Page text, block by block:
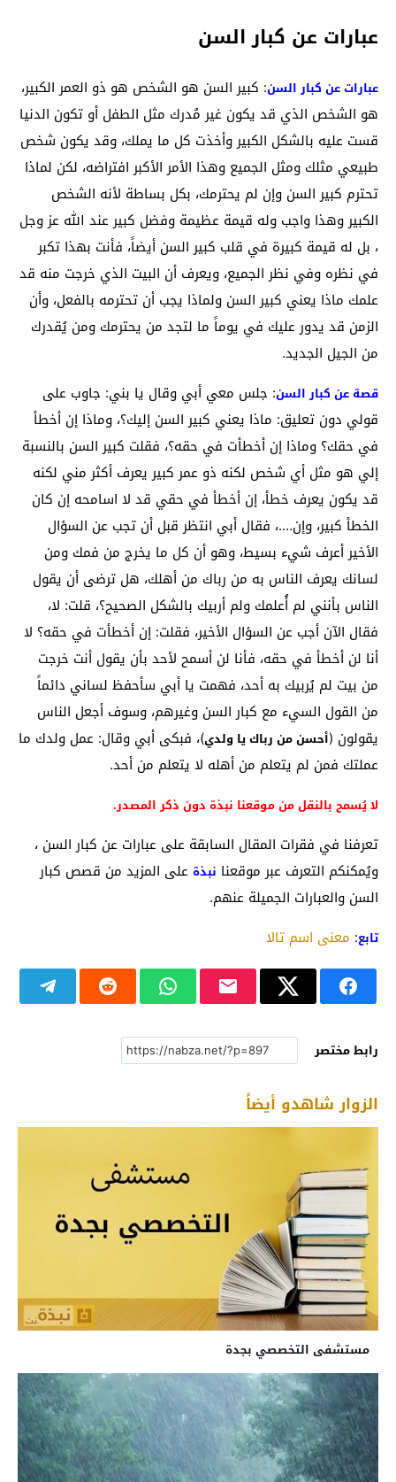
عبارات عن كبار السن
عبارات عن كبار السن: كبير السن هو الشخص هو ذو العمر الكبير،
هو الشخص الذي قد يكون غير مُدرك مثل الطفل أو تكون الدنيا
قست عليه بالشكل الكبير وأخذت كل ما يملك، وقد يكون شخص
طبيعي مثلك ومثل الجميع وهذا الأمر الأكبر افتراضه، لكن لماذا
تحترم كبير السن وإن لم يحترمك، بكل بساطة لأنه الشخص
الكبير وهذا واجب وله قيمة عظيمة وفضل كبير عند الله عز وجل
، بل له قيمة كبيرة في قلب كبير السن أيضاً، فأنت بهذا تكبر
في نظره وفي نظر الجميع، ويعرف أن البيت الذي خرجت منه قد
علمك ماذا يعني كبير السن ولماذا يجب أن تحترمه بالفعل، وأن
الزمن قد يدور عليك في يوماً ما لتجد من يحترمك ومن يُقدرك
من الجيل الجديد.
قصة عن كبار السن: جلس معي أبي وقال يا بني: جاوب على
قولي دون تعليق: ماذا يعني كبير السن إليك؟، وماذا إن أخطأ
في حقك؟ وماذا إن أخطأت في حقه؟، فقلت كبير السن بالنسبة
إلي هو مثل أي شخص لكنه ذو عمر كبير يعرف أكثر مني لكنه
قد يكون يعرف خطأ، إن أخطأ في حقي قد لا اسامحه إن كان
الخطأ كبير، وإن….، فقال أبي انتظر قبل أن تجب عن السؤال
الأخير أعرف شيء بسيط، وهو أن كل ما يخرج من فمك ومن
لسانك يعرف الناس به من رباك من أهلك، هل ترضى أن يقول
الناس بأنني لم أُعلمك ولم أربيك بالشكل الصحيح؟، قلت: لا،
فقال الآن أجب عن السؤال الأخير، فقلت: إن أخطأت في حقه؟ لا
أنا لن أخطأ في حقه، فأنا لن أسمح لأحد بأن يقول أنت خرجت
من بيت لم يُربيك به أحد، فهمت يا أبي سأحفظ لساني دائماً
من القول السيء مع كبار السن وغيرهم، وسوف أجعل الناس
يقولون (أحسن من رباك يا ولدي)، فبكى أبي وقال: عمل ولدك ما
عملتك فمن لم يتعلم من أهله لا يتعلم من أحد.
لا يُسمح بالنقل من موقعنا نبذة دون ذكر المصدر.
تعرفنا في فقرات المقال السابقة على عبارات عن كبار السن ،
ويُمكنكم التعرف عبر موقعنا نبذة على المزيد من قصص كبار
السن والعبارات الجميلة عنهم.
تابع: معنى اسم تالا
رابط مختصر
الزوار شاهدو أيضاً
مستشفى التخصصي بجدة